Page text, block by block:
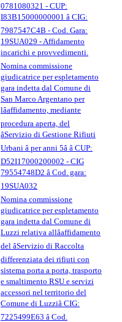
0781080321 - CUP:
I83B15000000001 â CIG:
7987547C4B - Cod. Gara:
19SUA029 - Affidamento
incarichi e provvedimenti.
Nomina commissione
giudicatrice per espletamento
gara indetta dal Comune di
San Marco Argentano per
lâaffidamento, mediante
procedura aperta, del
âServizio di Gestione Rifiuti
Urbani â per anni 5â â CUP:
D52I17000200002 - CIG
79554748D2 â Cod. gara:
19SUA032
Nomina commissione
giudicatrice per espletamento
gara indetta dal Comune di
Luzzi relativa allâaffidamento
del âServizio di Raccolta
differenziata dei rifiuti con
sistema porta a porta, trasporto
e smaltimento RSU e servizi
accessori nel territorio del
Comune di Luzziâ CIG:
7225499E63 â Cod.